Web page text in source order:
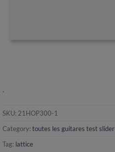
SKU: 21HOP300-1
Category: toutes les guitares test slider
Tag: lattice